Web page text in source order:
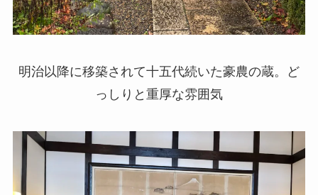
明治以降に移築されて十五代続いた豪農の蔵。ど
っしりと重厚な雰囲気